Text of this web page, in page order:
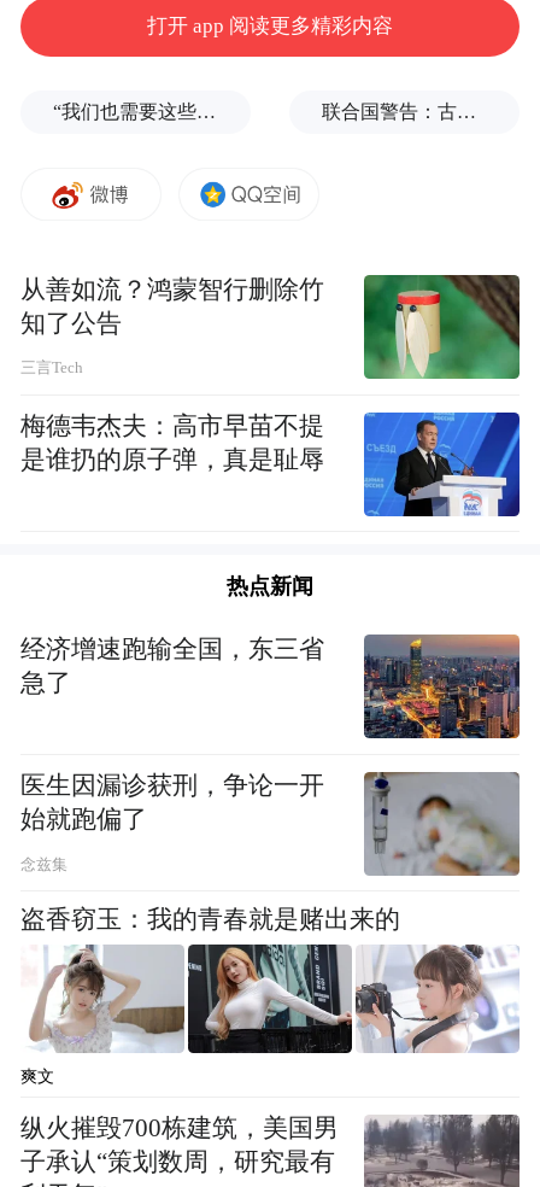
十五载荣耀，铸就专业国际展会品牌；十五
1、十五载深耕 不忘
会成功举办，于2013年升级为一年春秋双展
新格局，历经十五载发展，成为享誉全球的
回顾过往十五年历程，厦门国际佛事用品展
经历了从首届的6800㎡发展至现在的11.5万
人数由万余人发展至近30余万人。组委会不
断创新，紧随时代发展步伐，推动佛事用品
行业新发展。
打开 app 阅读更多精彩内容
“我们也需要这些导弹啊”，特朗普公开拒绝泽连斯基！ 联合国警告：古巴或变成沉默的加沙
从善如流？鸿蒙智行删除竹
知了公告
三言Tech
梅德韦杰夫：高市早苗不提
是谁扔的原子弹，真是耻辱
热点新闻
经济增速跑输全国，东三省
急了
医生因漏诊获刑，争论一开
始就跑偏了
念兹集
盗香窃玉：我的青春就是赌出来的
爽文
纵火摧毁700栋建筑，美国男
子承认“策划数周，研究最有